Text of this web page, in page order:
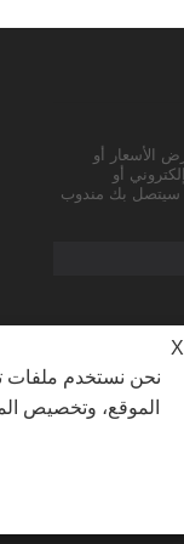
الأسعار أو
أو
سيتصل بك مندوب
X
نحن نستخدم ملفات
الموقع، وتخصيص